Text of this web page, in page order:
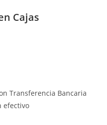
Cajas
Transferencia Bancaria
efectivo